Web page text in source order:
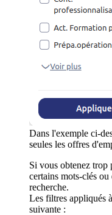
Dans l'exemple ci-
seules les offres
Si vous obtenez trop
certains mots-clés
recherche.
Les filtres appliqués
suivante :